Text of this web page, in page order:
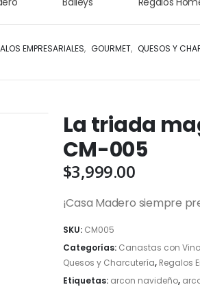
EMPRESARIALES, GOURMET, QUESOS Y
La triada
CM-005
$3,999.00
¡Casa Madero siempre
SKU: CM005
Categorías: Canastas con
Quesos y Charcutería, Regalos
Etiquetas: arcon navideño,